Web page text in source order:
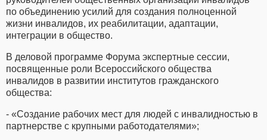
по объединению усилий для создания полноценной
жизни инвалидов, их реабилитации, адаптации,
интеграции в общество.
В деловой программе Форума экспертные сессии,
посвященные роли Всероссийского общества
инвалидов в развитии институтов гражданского
общества:
- «Создание рабочих мест для людей с инвалидностью в
партнерстве с крупными работодателями»;